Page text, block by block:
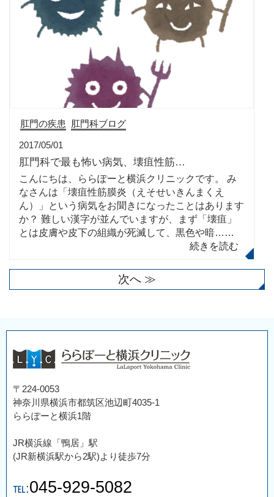
肛門の疾患 肛門科ブログ
2017/05/01
肛門科で最も怖い病気、壊疽性筋…
こんにちは、ららぽーと横浜クリニックです。 み
なさんは「壊疽性筋膜炎（えそせいきんまくえ
ん）」という病気をお聞きになったことはあります
か？ 難しい漢字が並んでいますが、まず「壊疽」
とは皮膚や皮下の組織が死滅して、黒色や暗… …
続きを読む
次へ ≫
〒224-0053
神奈川県横浜市都筑区池辺町4035-1
ららぽーと横浜1階
JR横浜線「鴨居」駅
(JR新横浜駅から2駅)より徒歩7分
℡:045-929-5082